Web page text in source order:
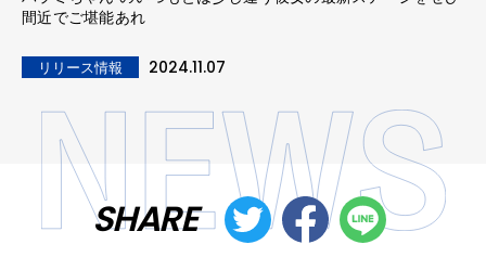
間近でご堪能あれ
リリース情報 2024.11.07
SHARE